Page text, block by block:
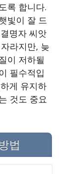
록 합니다.
빛이 잘 드
명자 씨앗
라지만, 늦
이 저하될
필수적입
게 유지하
것도 중요
법